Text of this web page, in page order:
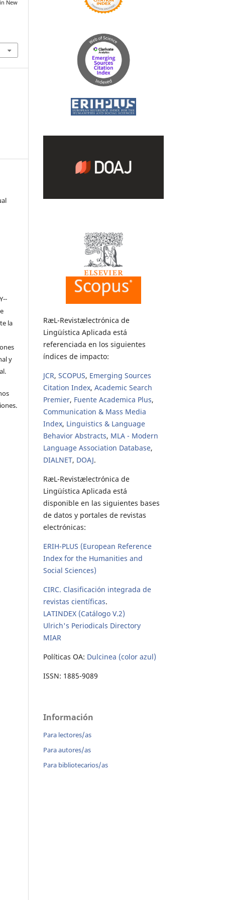
New
la
y
RæL-Revistælectrónica de
Lingüística Aplicada está
referenciada en los siguientes
índices de impacto:
JCR, SCOPUS, Emerging Sources
Citation Index, Academic Search
Premier, Fuente Academica Plus,
Communication & Mass Media
Index, Linguistics & Language
Behavior Abstracts, MLA - Modern
Language Association Database,
DIALNET, DOAJ.
RæL-Revistælectrónica de
Lingüística Aplicada está
disponible en las siguientes bases
de datos y portales de revistas
electrónicas:
ERIH-PLUS (European Reference
Index for the Humanities and
Social Sciences)
CIRC. Clasificación integrada de
revistas científicas.
LATINDEX (Catálogo V.2)
Ulrich's Periodicals Directory
MIAR
Políticas OA: Dulcinea (color azul)
ISSN: 1885-9089
Información
Para lectores/as
Para autores/as
Para bibliotecarios/as